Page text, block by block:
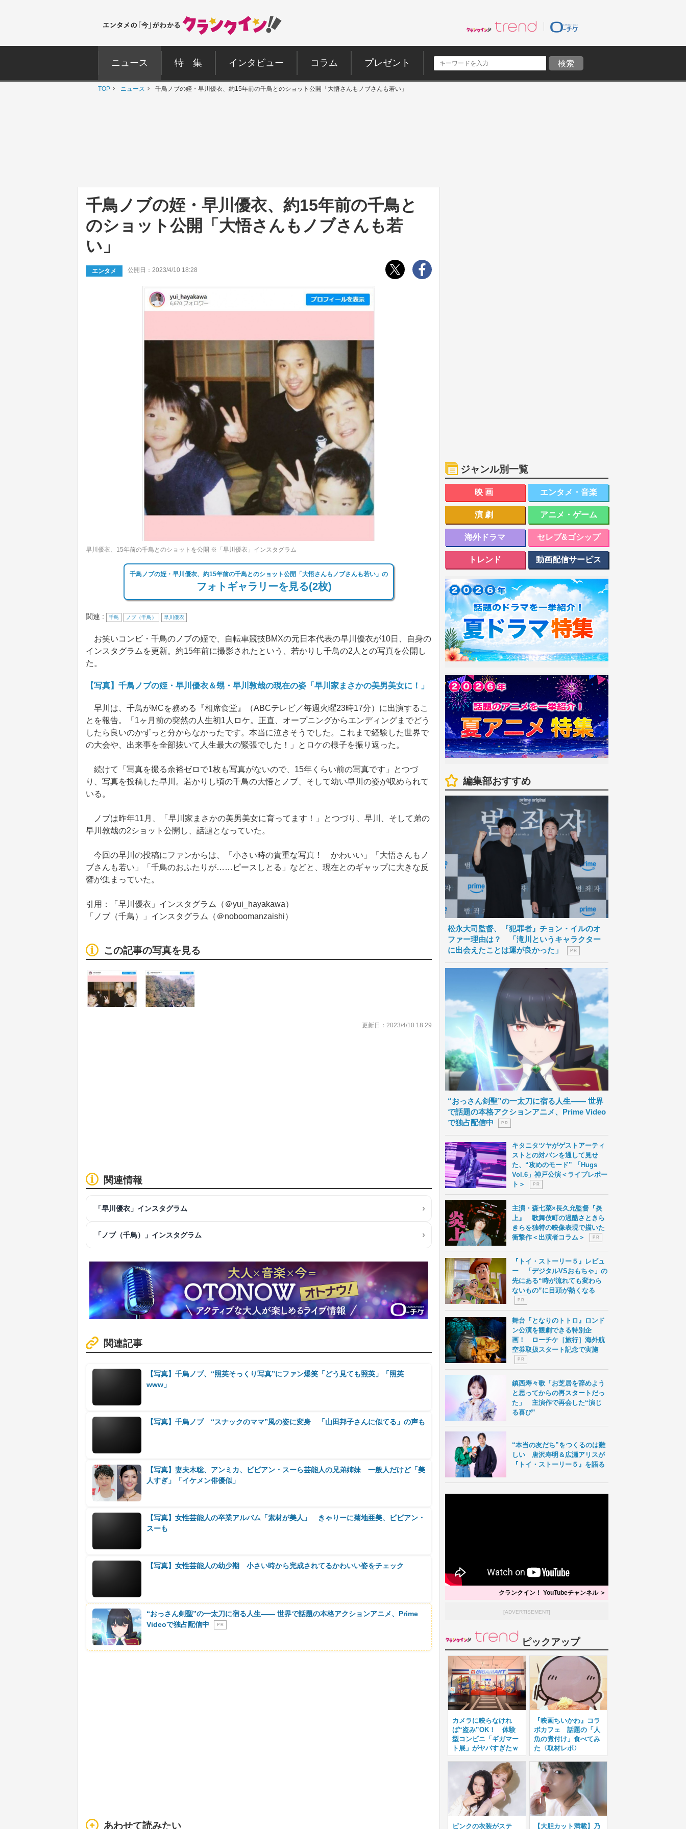
ニュース 特 集 インタビュー コラム プレゼント
TOP ニュース 千鳥ノブの姪・早川優衣、約15年前の千鳥とのショット公開「大悟さんもノブさんも若い」
千鳥ノブの姪・早川優衣、約15年前の千鳥と
のショット公開「大悟さんもノブさんも若
い」
エンタメ 公開日：2023/4/10 18:28
早川優衣、15年前の千鳥とのショットを公開 ※「早川優衣」インスタグラム
千鳥ノブの姪・早川優衣、約15年前の千鳥とのショット公開「大悟さんもノブさんも若い」の
フォトギャラリーを見る(2枚)
関連 : 千鳥 ノブ（千鳥） 早川優衣
お笑いコンビ・千鳥のノブの姪で、自転車競技BMXの元日本代表の早川優衣が10日、自身の
インスタグラムを更新。約15年前に撮影されたという、若かりし千鳥の2人との写真を公開し
た。
【写真】千鳥ノブの姪・早川優衣＆甥・早川敦哉の現在の姿「早川家まさかの美男美女に！」
早川は、千鳥がMCを務める『相席食堂』（ABCテレビ／毎週火曜23時17分）に出演するこ
とを報告。「1ヶ月前の突然の人生初1人ロケ。正直、オープニングからエンディングまでどう
したら良いのかずっと分からなかったです。本当に泣きそうでした。これまで経験した世界で
の大会や、出来事を全部抜いて人生最大の緊張でした！」とロケの様子を振り返った。
続けて「写真を撮る余裕ゼロで1枚も写真がないので、15年くらい前の写真です」とつづ
り、写真を投稿した早川。若かりし頃の千鳥の大悟とノブ、そして幼い早川の姿が収められて
いる。
ノブは昨年11月、「早川家まさかの美男美女に育ってます！」とつづり、早川、そして弟の
早川敦哉の2ショット公開し、話題となっていた。
今回の早川の投稿にファンからは、「小さい時の貴重な写真！ かわいい」「大悟さんもノ
ブさんも若い」「千鳥のおふたりが……ピースしとる」などと、現在とのギャップに大きな反
響が集まっていた。
引用：「早川優衣」インスタグラム（＠yui_hayakawa）
「ノブ（千鳥）」インスタグラム（＠noboomanzaishi）
この記事の写真を見る
更新日：2023/4/10 18:29
関連情報
「早川優衣」インスタグラム
「ノブ（千鳥）」インスタグラム
関連記事
【写真】千鳥ノブ、“照英そっくり写真”にファン爆笑「どう見ても照英」「照英
www」
【写真】千鳥ノブ “スナックのママ”風の姿に変身 「山田邦子さんに似てる」の声も
【写真】妻夫木聡、アンミカ、ビビアン・スーら芸能人の兄弟姉妹 一般人だけど「美
人すぎ」「イケメン俳優似」
【写真】女性芸能人の卒業アルバム「素材が美人」 きゃりーに菊地亜美、ビビアン・
スーも
【写真】女性芸能人の幼少期 小さい時から完成されてるかわいい姿をチェック
“おっさん剣聖”の一太刀に宿る人生―― 世界で話題の本格アクションアニメ、Prime
Videoで独占配信中
P R
あわせて読みたい
ジャンル別一覧
映画 エンタメ・音楽
演劇 アニメ・ゲーム
海外ドラマ セレブ&ゴシップ
トレンド 動画配信サービス
編集部おすすめ
松永大司監督、『犯罪者』チョン・イルのオ
ファー理由は？ 「滝川というキャラクター
に出会えたことは運が良かった」
P R
“おっさん剣聖”の一太刀に宿る人生―― 世界
で話題の本格アクションアニメ、Prime Video
で独占配信中
P R
キタニタツヤがゲストアーティ
ストとの対バンを通して見せ
た、“攻めのモード” 「Hugs
Vol.6」神戸公演＜ライブレポー
ト＞
P R
主演・森七菜×長久允監督『炎
上』 歌舞伎町の過酷さときら
きらを独特の映像表現で描いた
衝撃作＜出演者コラム＞
P R
『トイ・ストーリー５』レビュ
ー 「デジタルVSおもちゃ」の
先にある“時が流れても変わら
ないもの”に目頭が熱くなる
P R
舞台『となりのトトロ』ロンド
ン公演を観劇できる特別企
画！ ローチケ［旅行］海外航
空券取扱スタート記念で実施
P R
鎮西寿々歌「お芝居を辞めよう
と思ってからの再スタートだっ
た」 主演作で再会した“演じ
る喜び”
“本当の友だち”をつくるのは難
しい 唐沢寿明＆広瀬アリスが
『トイ・ストーリー５』を語る
クランクイン！ YouTubeチャンネル ＞
[ADVERTISEMENT]
ピックアップ
カメラに映らなけれ
ば“盗み”OK！ 体験
型コンビニ「ギガマー
ト展」がヤバすぎたｗ
『映画ちいかわ』コラ
ボカフェ 話題の「人
魚の煮付け」食べてみ
た〈取材レポ〉
ピンクの衣装がステ 【大胆カット満載】乃